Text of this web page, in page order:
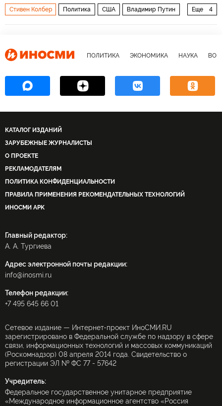
Еще 4
Стивен Колбер Политика США Владимир Путин
ПОЛИТИКА
ЭКОНОМИКА НАУКА
КАТАЛОГ ИЗДАНИЙ
ЗАРУБЕЖНЫЕ ЖУРНАЛИСТЫ
О ПРОЕКТЕ
РЕКЛАМОДАТЕЛЯМ
ПОЛИТИКА КОНФИДЕНЦИАЛЬНОСТИ
ПРАВИЛА ПРИМЕНЕНИЯ РЕКОМЕНДАТЕЛЬНЫХ ТЕХНОЛОГИЙ
ИНОСМИ APK
Главный редактор:
А. А. Тургиева
Адрес электронной почты редакции:
info@inosmi.ru
Телефон редакции:
+7 495 645 66 01
Сетевое издание — Интернет-проект ИноСМИ.RU
зарегистрировано в Федеральной службе по надзору в сфере
связи, информационных технологий и массовых коммуникаций
(Роскомнадзор) 08 апреля 2014 года. Свидетельство о
регистрации ЭЛ № ФС 77 - 57642
Учредитель:
Федеральное государственное унитарное предприятие
«Международное информационное агентство «Россия